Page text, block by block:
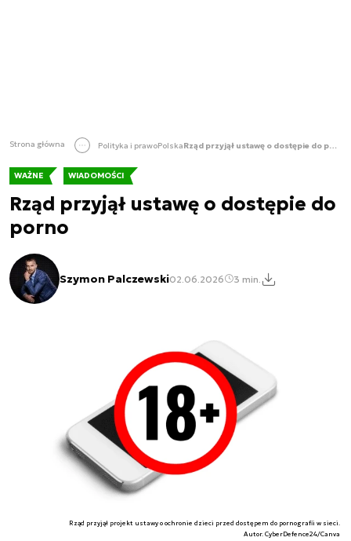
Strona główna Polityka i prawoPolska Rząd przyjął ustawę o dostępie do porno
WAŻNE WIADOMOŚCI
Rząd przyjął ustawę o dostępie do
porno
Szymon Palczewski02.06.2026 3 min.
Rząd przyjął projekt ustawy o ochronie dzieci przed dostępem do pornografii w sieci.
Autor. CyberDefence24/Canva